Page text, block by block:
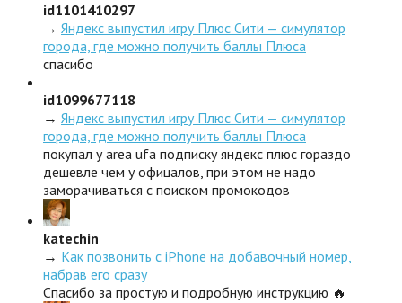
id1101410297
→ Яндекс выпустил игру Плюс Сити — симулятор
города, где можно получить баллы Плюса
спасибо
id1099677118
→ Яндекс выпустил игру Плюс Сити — симулятор
города, где можно получить баллы Плюса
покупал у area ufa подписку яндекс плюс гораздо
дешевле чем у офицалов, при этом не надо
заморачиваться с поиском промокодов
katechin
→ Как позвонить с iPhone на добавочный номер,
набрав его сразу
Спасибо за простую и подробную инструкцию 🔥